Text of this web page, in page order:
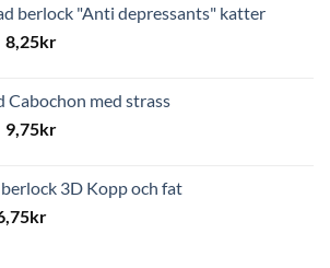
berlock "Anti depressants" katter
8,25kr
Cabochon med strass
9,75kr
3D Kopp och fat
kr